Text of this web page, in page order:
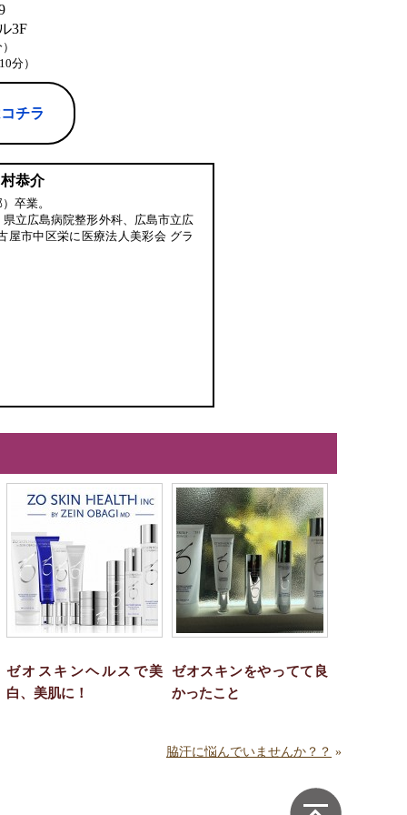
3F
分）
チラ
恭介
卒業。
立広島病院整形外科、広島市立広
屋市中区栄に医療法人美彩会 グラ
ゼオスキンヘルスで美
白、美肌に！
ゼオスキンをやってて良
かったこと
脇汗に悩んでいませんか？？ »